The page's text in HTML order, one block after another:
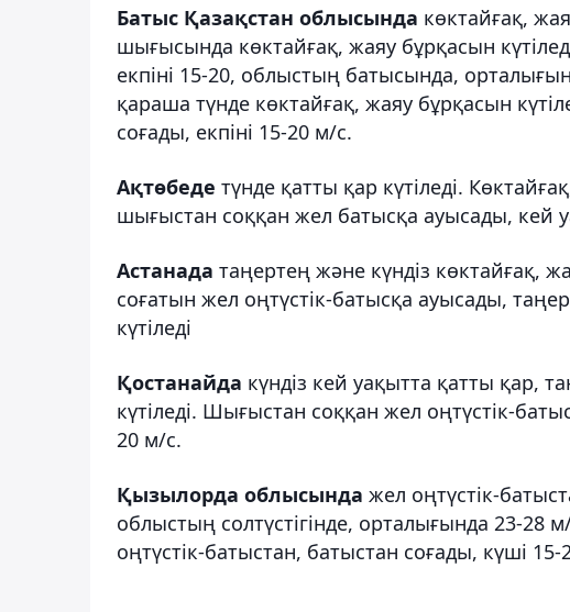
Батыс Қазақстан облысында көктайғақ,
шығысында көктайғақ, жаяу бұрқасын
екпіні 15-20, облыстың батысында,
қараша түнде көктайғақ, жаяу бұрқасын
соғады, екпіні 15-20 м/с.
Ақтөбеде түнде қатты қар күтіледі.
шығыстан соққан жел батысқа ауысады, кей
Астанада таңертең және күндіз көктайғақ,
соғатын жел оңтүстік-батысқа ауысады,
күтіледі
Қостанайда күндіз кей уақытта қатты қар,
күтіледі. Шығыстан соққан жел оңтүстік-
20 м/с.
Қызылорда облысында жел оңтүстік-
облыстың солтүстігінде, орталығында 23-28
оңтүстік-батыстан, батыстан соғады, күші 15-